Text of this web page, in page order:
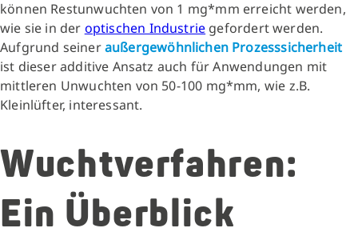
können Restunwuchten von 1 mg*mm erreicht werden,
wie sie in der optischen Industrie gefordert werden.
Aufgrund seineraußergewöhnlichen Prozesssicherheit
ist dieser additive Ansatz auch für Anwendungen mit
mittleren Unwuchten von 50-100 mg*mm, wie z.B.
Kleinlüfter, interessant.
Wuchtverfahren:
Ein Überblick